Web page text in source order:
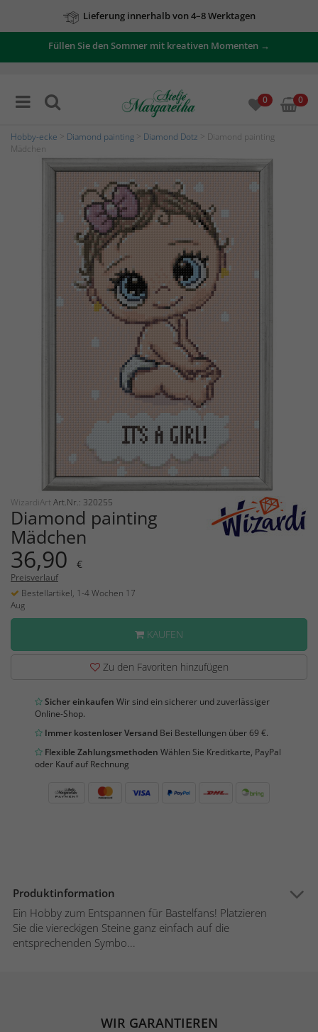
Lieferung innerhalb von 4–8 Werktagen
Füllen Sie den Sommer mit kreativen Momenten →
0 0
Hobby-ecke Diamond painting Diamond Dotz > Diamond painting
Mädchen
WizardiArt Art.Nr.: 320255
Diamond painting
Mädchen
36,90 €
Preisverlauf
Bestellartikel, 1-4 Wochen 17
Aug
KAUFEN
Zu den Favoriten hinzufügen
Sicher einkaufen Wir sind ein sicherer und zuverlässiger
Online-Shop.
Immer kostenloser Versand Bei Bestellungen über 69 €.
Flexible Zahlungsmethoden Wählen Sie Kreditkarte, PayPal
oder Kauf auf Rechnung
Produktinformation
Ein Hobby zum Entspannen für Bastelfans! Platzieren
Sie die viereckigen Steine ganz einfach auf die
entsprechenden Symbo...
WIR GARANTIEREN